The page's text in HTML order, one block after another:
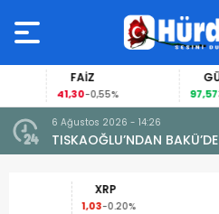
FAİZ
41,30-0,55% 97,57
6 Ağustos 2026 - 14:26
TISKAOĞLU’NDAN
XRP
-0.20%